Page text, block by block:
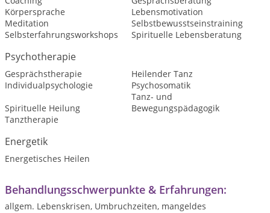
Körpersprache
Lebensmotivation
Meditation
Selbstbewusstseinstraining
Selbsterfahrungsworkshops
Spirituelle Lebensberatung
Psychotherapie
Gesprächstherapie
Heilender Tanz
Individualpsychologie
Psychosomatik
Spirituelle Heilung
Tanz- und
Bewegungspädagogik
Tanztherapie
Energetik
Energetisches Heilen
Behandlungsschwerpunkte & Erfahrungen:
allgem. Lebenskrisen, Umbruchzeiten, mangeldes